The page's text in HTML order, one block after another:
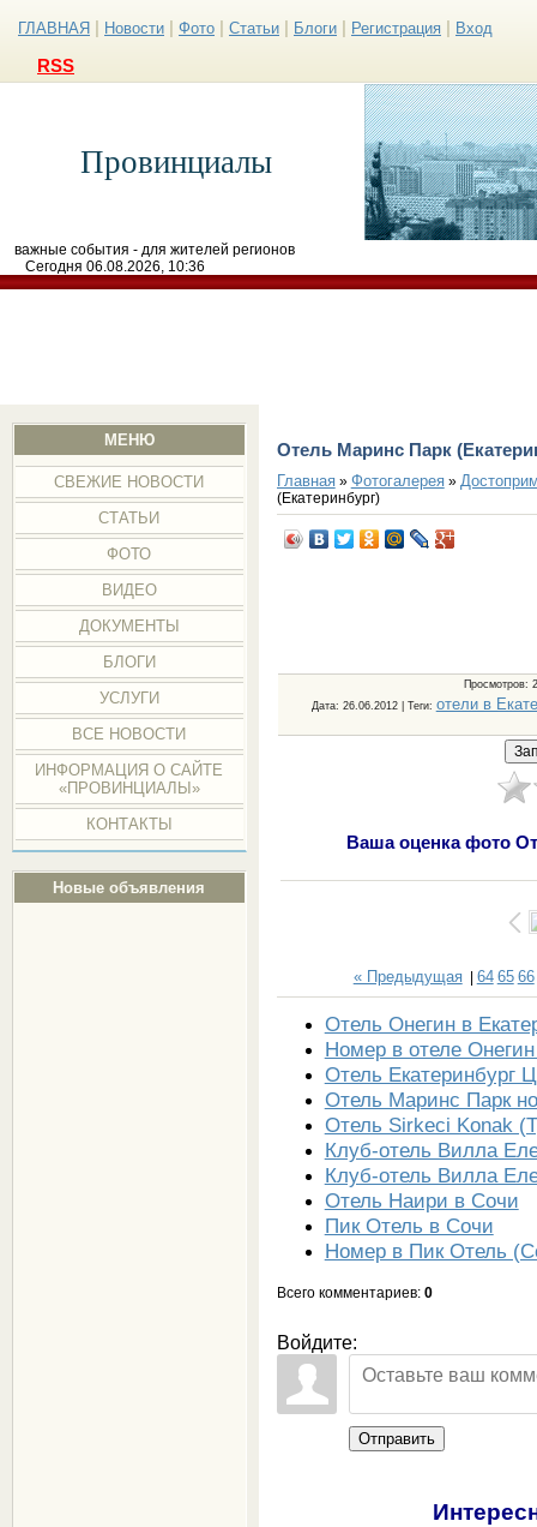
ГЛАВНАЯ Новости Фото Статьи Блоги Регистрация Вход
RSS
Провинциалы
важные события - для жителей регионов
Сегодня 06.08.2026, 10:36
МЕНЮ
СВЕЖИЕ НОВОСТИ
СТАТЬИ
ФОТО
ВИДЕО
ДОКУМЕНТЫ
БЛОГИ
УСЛУГИ
ВСЕ НОВОСТИ
ИНФОРМАЦИЯ О САЙТЕ
«ПРОВИНЦИАЛЫ»
КОНТАКТЫ
Новые объявления
Отель Маринс Парк
Главная» Фотогалерея»
(Екатеринбург)
Просмотров:
Дата: 26.06.2012 | Теги: отели в
Ваша оценка фото
« Предыдущая| 64 65 66
Отель Онегин в
Номер в отеле
Отель Екатеринбург
Отель Маринс Парк
Отель Sirkeci Konak
Клуб-отель Вилла
Клуб-отель Вилла
Отель Наири в Сочи
Пик Отель в Сочи
Номер в Пик Отель
Всего комментариев: 0
Войдите:
Отправить